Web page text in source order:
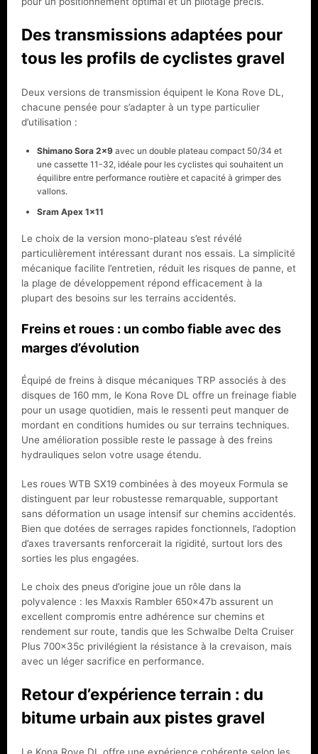
Des transmissions adaptées pour
tous les profils de cyclistes gravel
Deux versions de transmission équipent le Kona Rove DL,
chacune pensée pour s’adapter à un type particulier
d’utilisation :
Shimano Sora 2×9 avec un double plateau compact 50/34 et
une cassette 11-32, idéale pour les cyclistes qui souhaitent un
équilibre entre performance routière et capacité à grimper des
vallons.
Sram Apex 1×11
Le choix de la version mono-plateau s’est révélé
particulièrement intéressant durant nos essais. La simplicité
mécanique facilite l’entretien, réduit les risques de panne, et
la plage de développement répond efficacement à la
plupart des besoins sur les terrains accidentés.
Freins et roues : un combo fiable avec des
marges d’évolution
Équipé de freins à disque mécaniques TRP associés à des
disques de 160 mm, le Kona Rove DL offre un freinage fiable
pour un usage quotidien, mais le ressenti peut manquer de
mordant en conditions humides ou sur terrains techniques.
Une amélioration possible reste le passage à des freins
hydrauliques selon votre usage étendu.
Les roues WTB SX19 combinées à des moyeux Formula se
distinguent par leur robustesse remarquable, supportant
sans déformation un usage intensif sur chemins accidentés.
Bien que dotées de serrages rapides fonctionnels, l’adoption
d’axes traversants renforcerait la rigidité, surtout lors des
sorties les plus engagées.
Le choix des pneus d’origine joue un rôle dans la
polyvalence : les Maxxis Rambler 650x47b assurent un
excellent compromis entre adhérence sur chemins et
rendement sur route, tandis que les Schwalbe Delta Cruiser
Plus 700x35c privilégient la résistance à la crevaison, mais
avec un léger sacrifice en performance.
Retour d’expérience terrain : du
bitume urbain aux pistes gravel